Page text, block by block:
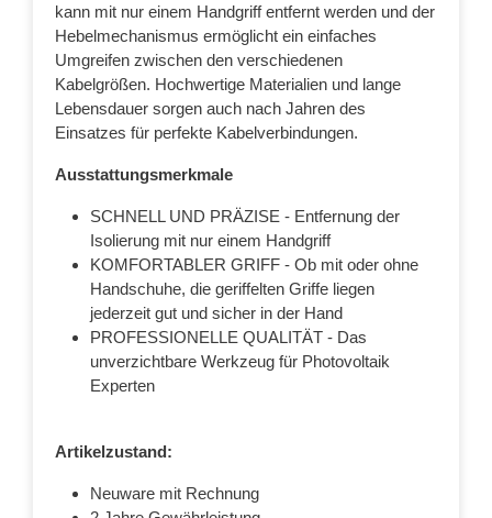
kann mit nur einem Handgriff entfernt werden und der
Hebelmechanismus ermöglicht ein einfaches
Umgreifen zwischen den verschiedenen
Kabelgrößen. Hochwertige Materialien und lange
Lebensdauer sorgen auch nach Jahren des
Einsatzes für perfekte Kabelverbindungen.
Ausstattungsmerkmale
SCHNELL UND PRÄZISE - Entfernung der
Isolierung mit nur einem Handgriff
KOMFORTABLER GRIFF - Ob mit oder ohne
Handschuhe, die geriffelten Griffe liegen
jederzeit gut und sicher in der Hand
PROFESSIONELLE QUALITÄT - Das
unverzichtbare Werkzeug für Photovoltaik
Experten
Artikelzustand:
Neuware mit Rechnung